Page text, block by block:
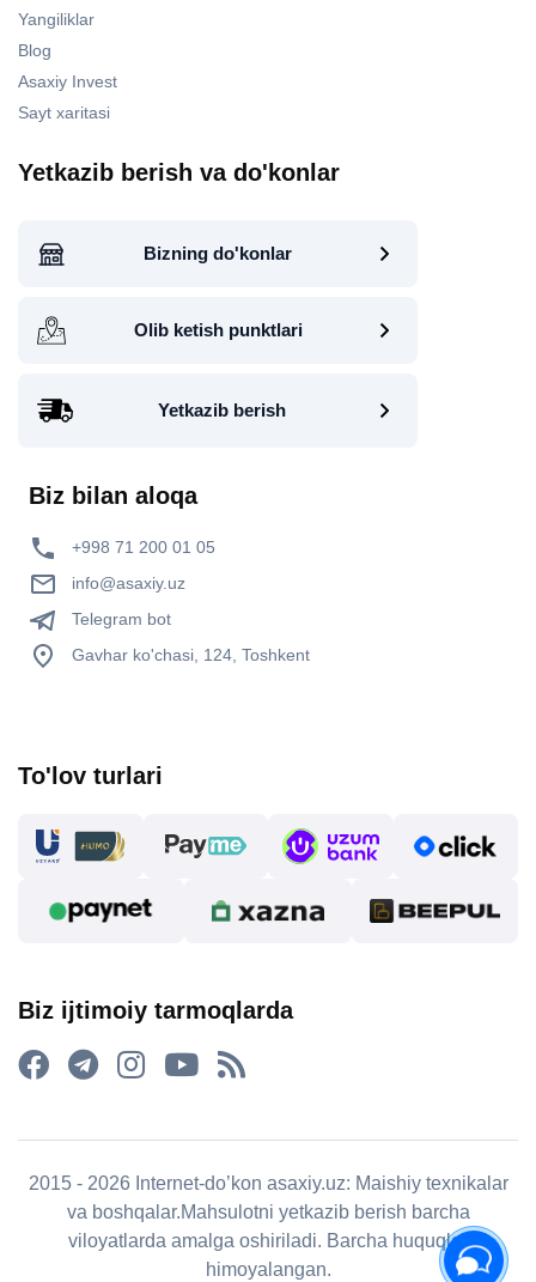
Yangiliklar
Blog
Asaxiy Invest
Sayt xaritasi
Yetkazib berish va do'konlar
Bizning do'konlar
Olib ketish punktlari
Yetkazib berish
Biz bilan aloqa
+998 71 200 01 05
info@asaxiy.uz
Telegram bot
Gavhar ko'chasi, 124, Toshkent
To'lov turlari
Biz ijtimoiy tarmoqlarda
2015 - 2026 Internet-do’kon asaxiy.uz: Maishiy texnikalar
va boshqalar.Mahsulotni yetkazib berish barcha
viloyatlarda amalga oshiriladi. Barcha huquqlar
himoyalangan.